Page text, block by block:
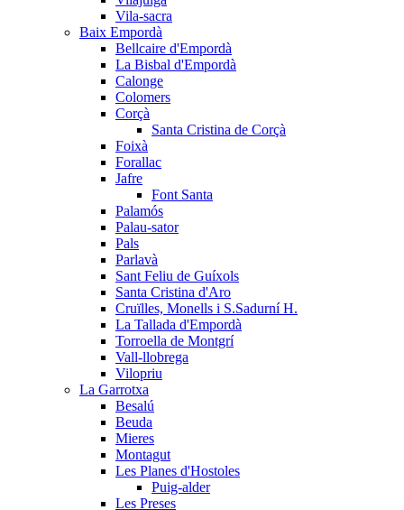
Vila-sacra
Baix Empordà
Bellcaire d'Empordà
La Bisbal d'Empordà
Calonge
Colomers
Corçà
Santa Cristina de Corçà
Foixà
Forallac
Jafre
Font Santa
Palamós
Palau-sator
Pals
Parlavà
Sant Feliu de Guíxols
Santa Cristina d'Aro
Cruïlles, Monells i S.Sadurní H.
La Tallada d'Empordà
Torroella de Montgrí
Vall-llobrega
Vilopriu
La Garrotxa
Besalú
Beuda
Mieres
Montagut
Les Planes d'Hostoles
Puig-alder
Les Preses